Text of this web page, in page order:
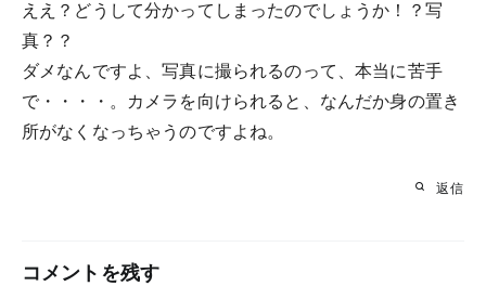
ええ？どうして分かってしまったのでしょうか！？写
真？？
ダメなんですよ、写真に撮られるのって、本当に苦手
で・・・・。カメラを向けられると、なんだか身の置き
所がなくなっちゃうのですよね。
返信
コメントを残す